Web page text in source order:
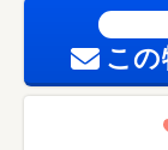
こ